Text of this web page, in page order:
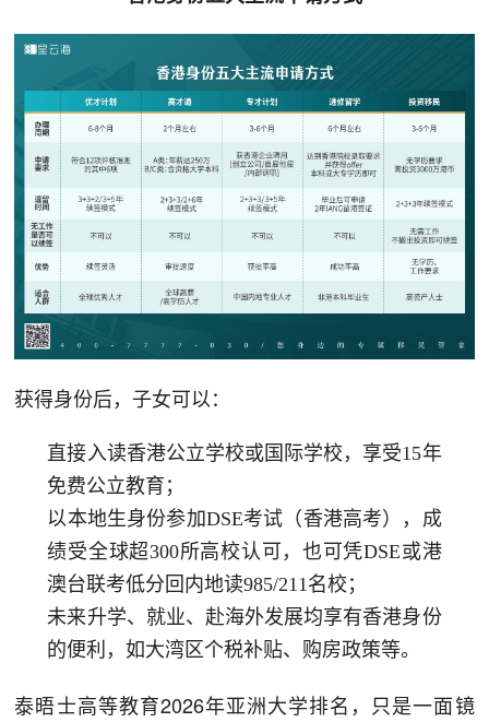
获得身份后，子女可以：
直接入读香港公立学校或国际学校，享受15年
免费公立教育；
以本地生身份参加DSE考试（香港高考），成
绩受全球超300所高校认可，也可凭DSE或港
澳台联考低分回内地读985/211名校；
未来升学、就业、赴海外发展均享有香港身份
的便利，如大湾区个税补贴、购房政策等。
泰晤士高等教育2026年亚洲大学排名，只是一面镜